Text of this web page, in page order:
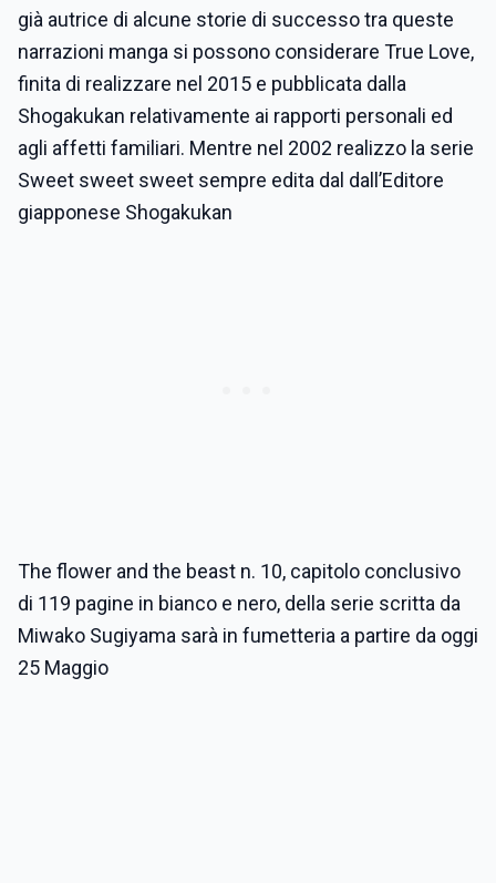
già autrice di alcune storie di successo tra queste
narrazioni manga si possono considerare True Love,
finita di realizzare nel 2015 e pubblicata dalla
Shogakukan relativamente ai rapporti personali ed
agli affetti familiari. Mentre nel 2002 realizzo la serie
Sweet sweet sweet sempre edita dal dall’Editore
giapponese Shogakukan
The flower and the beast n. 10, capitolo conclusivo
di 119 pagine in bianco e nero, della serie scritta da
Miwako Sugiyama sarà in fumetteria a partire da oggi
25 Maggio